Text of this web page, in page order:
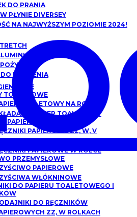
DO PRANIA
PŁYNIE DIVERSEY
NA NAJWYŻSZYM POZIOMIE 2024!
PIECZENIA
TOALETOWE
TOALETOWY NA ROLCE
PAPIER TOALETOWY
PAPIEROWE
PAPIEROWE ZZ, W, V
PAPIEROWE W ROLCE
PRZEMYSŁOWE
PAPIEROWE
WŁÓKNINOWE
DO PAPIERU TOALETOWEGO I
DO RĘCZNIKÓW
ZZ, W ROLKACH